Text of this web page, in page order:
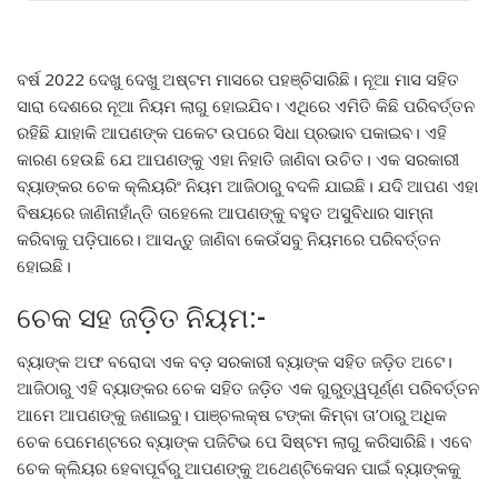
ବର୍ଷ 2022 ଦେଖୁ ଦେଖୁ ଅଷ୍ଟମ ମାସରେ ପହଞ୍ଚିସାରିଛି। ନୂଆ ମାସ ସହିତ
ସାରା ଦେଶରେ ନୂଆ ନିୟମ ଲାଗୁ ହୋଇଯିବ। ଏଥିରେ ଏମିତି କିଛି ପରିବର୍ତ୍ତନ
ରହିଛି ଯାହାକି ଆପଣଙ୍କ ପକେଟ ଉପରେ ସିଧା ପ୍ରଭାବ ପକାଇବ। ଏହି
କାରଣ ହେଉଛି ଯେ ଆପଣଙ୍କୁ ଏହା ନିହାତି ଜାଣିବା ଉଚିତ। ଏକ ସରକାରୀ
ବ୍ୟାଙ୍କର ଚେକ କ୍ଲିୟରିଂ ନିୟମ ଆଜିଠାରୁ ବଦଳି ଯାଇଛି। ଯଦି ଆପଣ ଏହା
ବିଷୟରେ ଜାଣିନାହାଁନ୍ତି ତାହେଲେ ଆପଣଙ୍କୁ ବହୁତ ଅସୁବିଧାର ସାମ୍ନା
କରିବାକୁ ପଡ଼ିପାରେ। ଆସନ୍ତୁ ଜାଣିବା କେଉଁସବୁ ନିୟମରେ ପରିବର୍ତ୍ତନ
ହୋଇଛି।
ଚେକ ସହ ଜଡ଼ିତ ନିୟମ:-
ବ୍ୟାଙ୍କ ଅଫ ବରୋଦା ଏକ ବଡ଼ ସରକାରୀ ବ୍ୟାଙ୍କ ସହିତ ଜଡ଼ିତ ଅଟେ।
ଆଜିଠାରୁ ଏହି ବ୍ୟାଙ୍କର ଚେକ ସହିତ ଜଡ଼ିତ ଏକ ଗୁରୁତ୍ୱପୂର୍ଣ୍ଣ ପରିବର୍ତ୍ତନ
ଆମେ ଆପଣଙ୍କୁ ଜଣାଇବୁ। ପାଞ୍ଚଲକ୍ଷ ଟଙ୍କା କିମ୍ବା ତା’ଠାରୁ ଅଧିକ
ଚେକ ପେମେଣ୍ଟରେ ବ୍ୟାଙ୍କ ପଜିଟିଭ ପେ ସିଷ୍ଟମ ଲାଗୁ କରିସାରିଛି। ଏବେ
ଚେକ କ୍ଲିୟର ହେବାପୂର୍ବରୁ ଆପଣଙ୍କୁ ଅଥେଣ୍ଟିକେସନ ପାଇଁ ବ୍ୟାଙ୍କକୁ